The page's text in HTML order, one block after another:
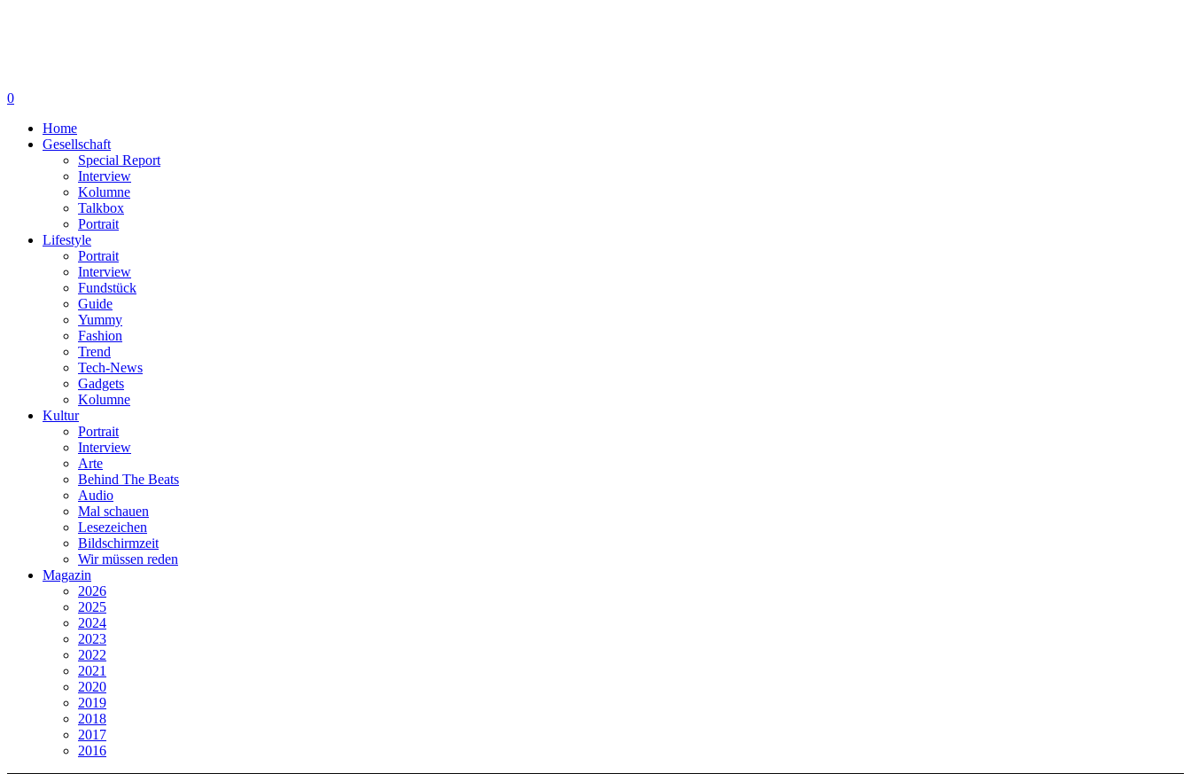
0
Home
Gesellschaft
Special Report
Interview
Kolumne
Talkbox
Portrait
Lifestyle
Portrait
Interview
Fundstück
Guide
Yummy
Fashion
Trend
Tech-News
Gadgets
Kolumne
Kultur
Portrait
Interview
Arte
Behind The Beats
Audio
Mal schauen
Lesezeichen
Bildschirmzeit
Wir müssen reden
Magazin
2026
2025
2024
2023
2022
2021
2020
2019
2018
2017
2016